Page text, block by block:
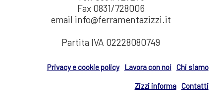
Fax 0831/728006
email info@ferramentazizzi.it
Partita IVA 02228080749
Chi siamo
Lavora con noi
Privacy e cookie policy
Contatti
Zizzi informa